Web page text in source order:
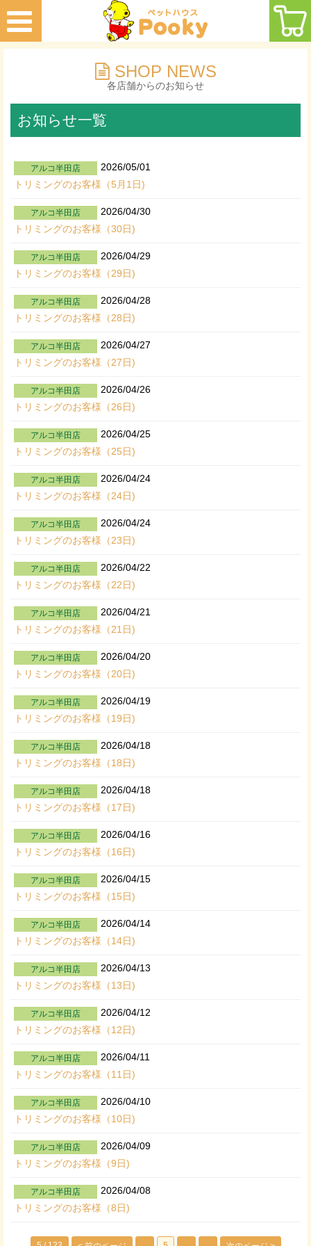
SHOP NEWS
各店舗からのお知らせ
お知らせ一覧
アルコ半田店
2026/05/01
トリミングのお客様（5月1日)
アルコ半田店
2026/04/30
トリミングのお客様（30日)
アルコ半田店
2026/04/29
トリミングのお客様（29日)
アルコ半田店
2026/04/28
トリミングのお客様（28日)
アルコ半田店
2026/04/27
トリミングのお客様（27日)
アルコ半田店
2026/04/26
トリミングのお客様（26日)
アルコ半田店
2026/04/25
トリミングのお客様（25日)
アルコ半田店
2026/04/24
トリミングのお客様（24日)
アルコ半田店
2026/04/24
トリミングのお客様（23日)
アルコ半田店
2026/04/22
トリミングのお客様（22日)
アルコ半田店
2026/04/21
トリミングのお客様（21日)
アルコ半田店
2026/04/20
トリミングのお客様（20日)
アルコ半田店
2026/04/19
トリミングのお客様（19日)
アルコ半田店
2026/04/18
トリミングのお客様（18日)
アルコ半田店
2026/04/18
トリミングのお客様（17日)
アルコ半田店
2026/04/16
トリミングのお客様（16日)
アルコ半田店
2026/04/15
トリミングのお客様（15日)
アルコ半田店
2026/04/14
トリミングのお客様（14日)
アルコ半田店
2026/04/13
トリミングのお客様（13日)
アルコ半田店
2026/04/12
トリミングのお客様（12日)
アルコ半田店
2026/04/11
トリミングのお客様（11日)
アルコ半田店
2026/04/10
トリミングのお客様（10日)
アルコ半田店
2026/04/09
トリミングのお客様（9日)
アルコ半田店
2026/04/08
トリミングのお客様（8日)